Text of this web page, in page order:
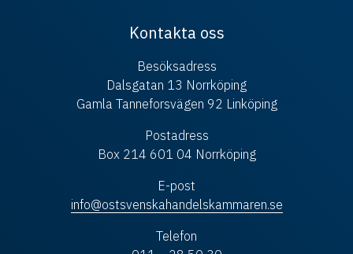
Kontakta oss
Besöksadress
Dalsgatan 13 Norrköping
Gamla Tanneforsvägen 92 Linköping
Postadress
Box 214 601 04 Norrköping
E-post
info@ostsvenskahandelskammaren.se
Telefon